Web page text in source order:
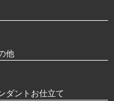
他
ダントお仕立て